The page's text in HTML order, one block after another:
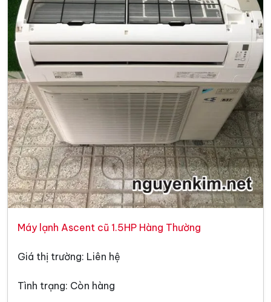
Máy lạnh Ascent cũ 1.5HP Hàng Thường
Giá thị trường: Liên hệ
Tình trạng: Còn hàng